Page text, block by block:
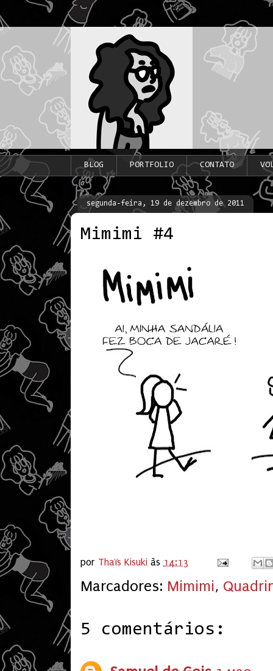
BLOG PORTFOLIO CONTATO
segunda-feira, 19 de dezembro de 2011
Mimimi #4
por Thaïs Kisuki às 14:13
Marcadores: Mimimi,
5 comentários: